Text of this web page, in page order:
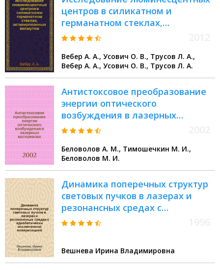
центров в силикатном и
германатном стеклах,
активированных висмутом
Вебер А. А., Усович О. В., Трусов Л. А.,
Вебер А. А., Усович О. В., Трусов Л. А.
Антистоксовое преобразование
энергии оптического
возбуждения в лазерных
материалах, активированных
элементов. Обзор механизмов и
методов их идентификации
Беловолов А. М., Тимошечкин М. И.,
Беловолов М. И.
Динамика поперечных структур
световых пучков в лазерах и
резонансных средах с
адиабатически исключенной
01.04.21
Вешнева Ирина Владимировна